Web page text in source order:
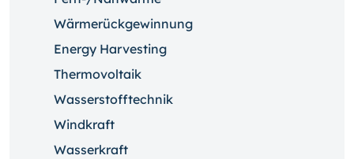
Wärmerückgewinnung
Energy Harvesting
Thermovoltaik
Wasserstofftechnik
Windkraft
Wasserkraft